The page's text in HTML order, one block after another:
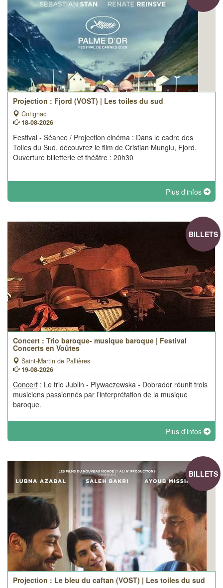
Projection : Fjord (VOST) | Les toiles du sud
Cotignac
18-08-2026
Festival - Séance / Projection cinéma : Dans le cadre des
Toiles du Sud, découvrez le film de Cristian Mungiu, Fjord.
Ouverture billetterie et théâtre : 20h30
Plus d'infos
BILLETS
Concert : Trio baroque- musique baroque | Festival
Concerts en Voûtes
Saint-Martin de Pallières
19-08-2026
Concert : Le trio Jublin - Plywaczewska - Dobrador réunit trois
musiciens passionnés par l’interprétation de la musique
baroque.
Plus d'infos
BILLETS
Projection : Le bleu du caftan (VOST) | Les toiles du sud